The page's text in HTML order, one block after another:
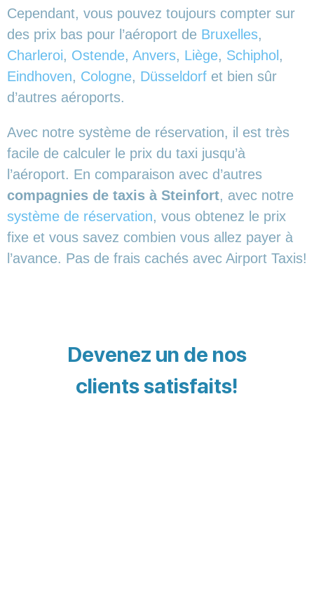
Cependant, vous pouvez toujours compter sur
des prix bas pour l’aéroport de Bruxelles,
Charleroi, Ostende, Anvers, Liège, Schiphol ,
Eindhoven, Cologne, Düsseldorf et bien sûr
d’autres aéroports.
Avec notre système de réservation, il est très
facile de calculer le prix du taxi jusqu’à
l’aéroport. En comparaison avec d’autres
compagnies de taxis à Steinfort, avec notre
système de réservation, vous obtenez le prix
fixe et vous savez combien vous allez payer à
l’avance. Pas de frais cachés avec Airport Taxis!
Devenez un de nos
clients satisfaits!